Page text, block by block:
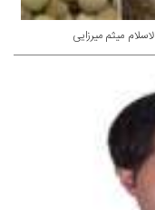
میثم میرزایی